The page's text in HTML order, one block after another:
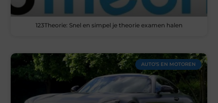
123Theorie: Snel en simpel je theorie examen halen
AUTO’S EN MOTOREN